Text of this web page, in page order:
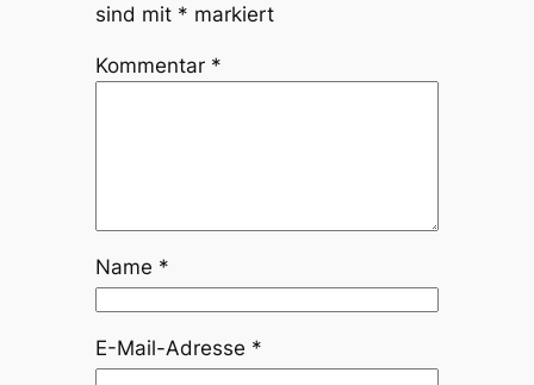
sind mit * markiert
Kommentar *
Name *
E-Mail-Adresse *